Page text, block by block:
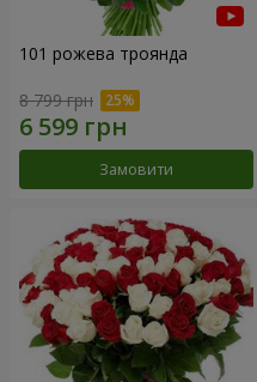
101 рожева троянда
8 799 грн
Замовити